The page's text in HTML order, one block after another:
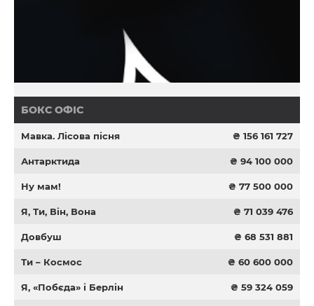
БОКС ОФІС
Мавка. Лісова пісня ₴ 156 161 727
Антарктида ₴ 94 100 000
Ну мам! ₴ 77 500 000
Я, Ти, Він, Вона ₴ 71 039 476
Довбуш ₴ 68 531 881
Ти – Космос ₴ 60 600 000
Я, «Побєда» і Берлін ₴ 59 324 059